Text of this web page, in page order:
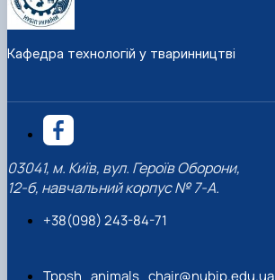
Кафедра технологій у тваринництві
03041, м. Київ, вул. Героїв Оборони,
12-б, навчальний корпус № 7-А.
+38(098) 243-84-71
Tppsh_animals_chair@nubip.edu.ua